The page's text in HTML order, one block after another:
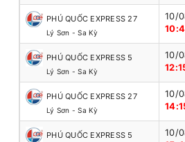
PHÚ QUỐC EXPRESS 27
Lý Sơn - Sa Kỳ
10/
PHÚ QUỐC EXPRESS 5
Lý Sơn - Sa Kỳ
10/
PHÚ QUỐC EXPRESS 27
Lý Sơn - Sa Kỳ
10/
PHÚ QUỐC EXPRESS 5
10/